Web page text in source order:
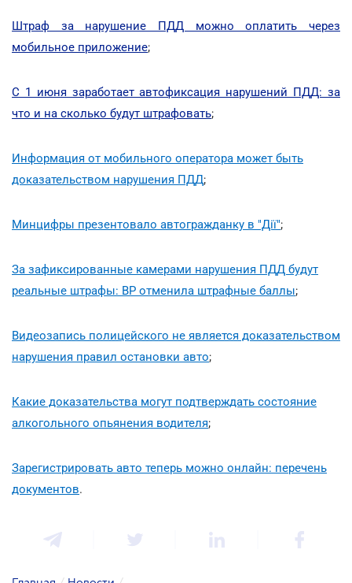
Штраф за нарушение ПДД можно оплатить через
мобильное приложение;
С 1 июня заработает автофиксация нарушений ПДД: за
что и на сколько будут штрафовать;
Информация от мобильного оператора может быть
доказательством нарушения ПДД;
Минцифры презентовало автогражданку в "Дії";
За зафиксированные камерами нарушения ПДД будут
реальные штрафы: ВР отменила штрафные баллы;
Видеозапись полицейского не является доказательством
нарушения правил остановки авто;
Какие доказательства могут подтверждать состояние
алкогольного опьянения водителя;
Зарегистрировать авто теперь можно онлайн: перечень
документов.